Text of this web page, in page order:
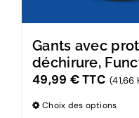
Gants avec
déchirure,
49,99 €TTC (41,66
Choix des options